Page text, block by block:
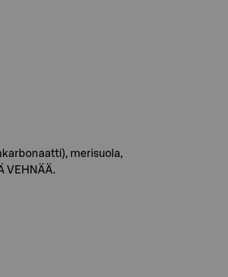
merisuola,
VEHNÄÄ.